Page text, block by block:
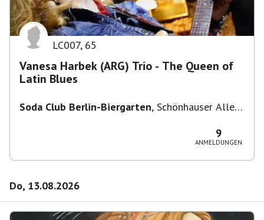
LC007, 65
Vanesa Harbek (ARG) Trio - The Queen of
Latin Blues
Soda Club Berlin-Biergarten, Schönhauser Allee
9
ANMELDUNGEN
Do, 13.08.2026